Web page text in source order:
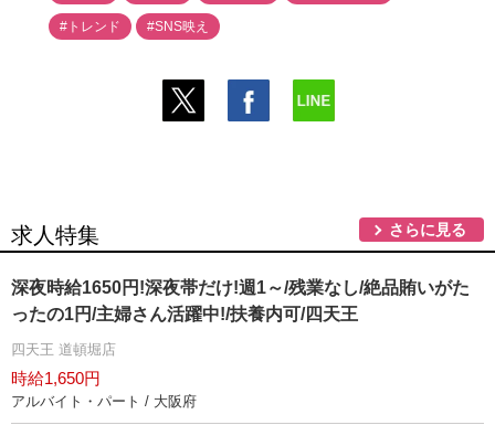
#トレンド #SNS映え
求人特集 さらに見る
深夜時給1650円!深夜帯だけ!週1～/残業なし/絶品賄いがた
ったの1円/主婦さん活躍中!/扶養内可/四天王
四天王 道頓堀店
時給1,650円
アルバイト・パート / 大阪府